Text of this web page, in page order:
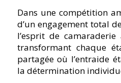
Dans une compétition
d’un engagement total
l’esprit de
transformant chaque
partagée où l’entraide
la détermination